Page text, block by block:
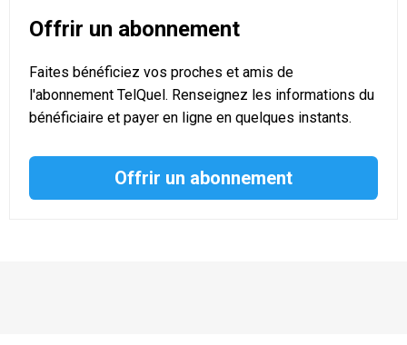
Offrir un abonnement
Faites bénéficiez vos proches et amis de
l'abonnement TelQuel. Renseignez les informations du
bénéficiaire et payer en ligne en quelques instants.
Offrir un abonnement